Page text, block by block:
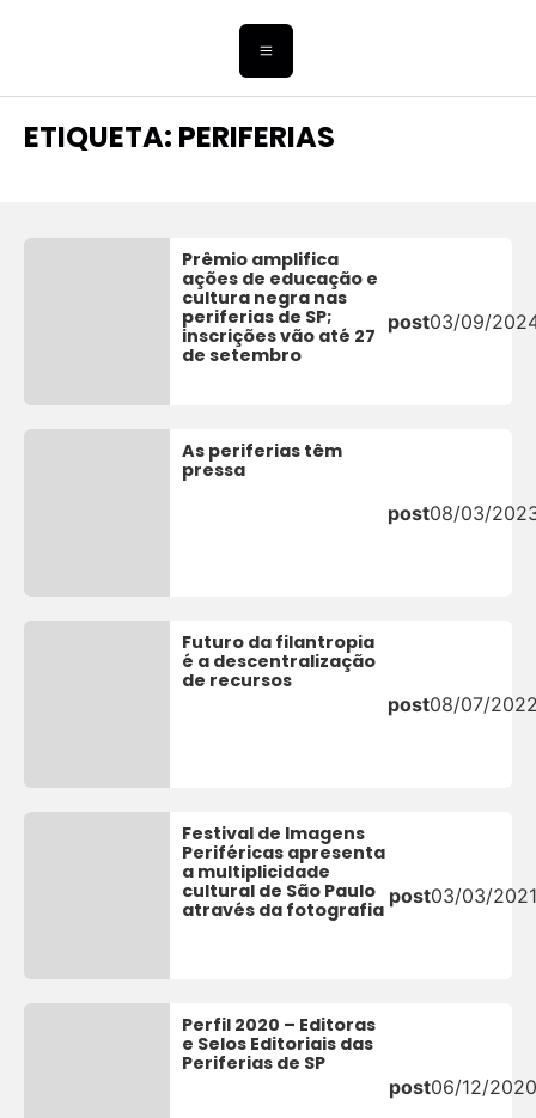
ETIQUETA: PERIFERIAS
Prêmio amplifica
ações de educação e
cultura negra nas
periferias de SP;
inscrições vão até 27
de setembro
post03/09/
As periferias têm
pressa
post08/03/
Futuro da filantropia
é a descentralização
de recursos
post08/07/
Festival de Imagens
Periféricas apresenta
a multiplicidade
cultural de São Paulo
através da fotografia
post03/03/
Perfil 2020 – Editoras
e Selos Editoriais das
Periferias de SP
post06/12/